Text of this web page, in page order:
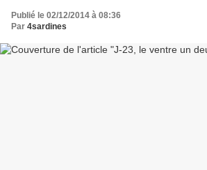
Publié le 02/12/2014 à 08:36
Par 4sardines